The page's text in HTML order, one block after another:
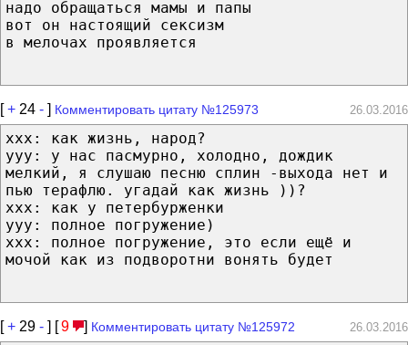
надо обращаться мамы и папы
вот он настоящий сексизм
в мелочах проявляется
[+ 24 - ] Комментировать цитату №125973 26.03.2016
ххх: как жизнь, народ?
ууу: у нас пасмурно, холодно, дождик
мелкий, я слушаю песню сплин -выхода нет и
пью терафлю. угадай как жизнь ))?
ххх: как у петербурженки
ууу: полное погружение)
ххх: полное погружение, это если ещё и
мочой как из подворотни вонять будет
[+ 29 - ] [9 ] Комментировать цитату №125972 26.03.2016